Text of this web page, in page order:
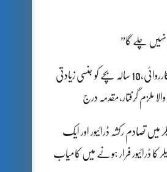
چلے گا”
جہلم پولیس کی کارروائی،10 سالہ بچے کو جنسی زیادتی
ملزم گرفتار،مقدمہ درج
میں تصادم رکشہ ڈرائیور اور ایک
کا ڈرائیور فرار ہونے میں کامیاب